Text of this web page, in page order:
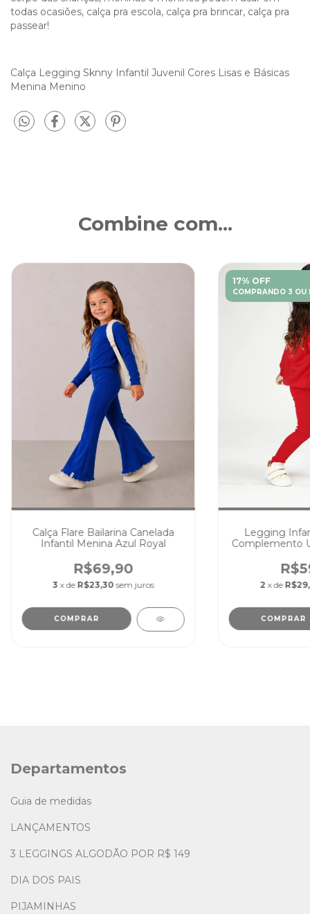
todas ocasiões, calça pra escola, calça pra brincar, calça pra
passear!
Calça Legging Sknny Infantil Juvenil Cores Lisas e Básicas
Menina Menino
Combine com...
Calça Flare Bailarina Canelada
Infantil Menina Azul Royal
R$69,90
3 x de R$23,30 sem juros
COMPRAR
17% OFF
COMPRANDO 3 OU
Legging
Complemento
2 x de
COMPRAR
Departamentos
Guia de medidas
LANÇAMENTOS
3 LEGGINGS ALGODÃO POR R$ 149
DIA DOS PAIS
PIJAMINHAS